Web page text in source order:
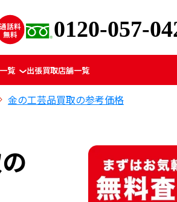
0120-057-
覧 出張買取店舗一覧
金の工芸品買取の参考価格